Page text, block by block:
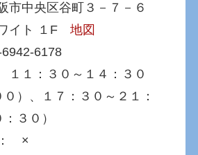
中央区谷町３－７－６
ワイト １F地図
6178
１：３０～１４：３０
０）、１７：３０～２１：
３０）
×